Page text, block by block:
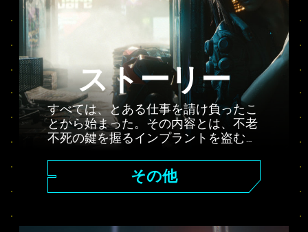
ストーリー
すべては、とある仕事を請け負ったこ
とから始まった。その内容とは、不老
不死の鍵を握るインプラントを盗むこ
ールドで様々な依頼をこなし、駆け出
しの傭兵から伝説のサイバーパンクへ
と成り上がれ。君の選択が、物語と周
力が謎めいたインプラントを手中に収
その他